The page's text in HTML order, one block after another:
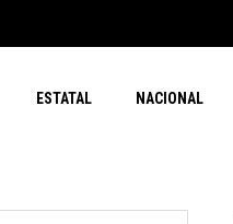
ESTATAL NACIONAL